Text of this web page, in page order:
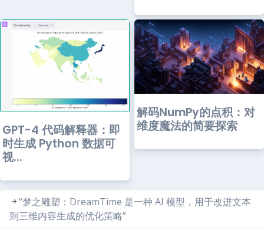
GPT-4 代码解释器：即
时生成 Python 数据可
视...
解码NumPy的点积：对
维度魔法的简要探索
“梦之雕塑：DreamTime 是一种 AI 模型，用于改进文本
到三维内容生成的优化策略”